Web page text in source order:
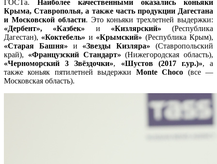
ГОСТа.
Наиболее качественными оказались коньяки
Крыма, Ставрополья, а также часть продукции Дагестана
и Московской области. Это коньяки трехлетней выдержки:
«Дербент», «Казбек» и «Кизлярский» (Республика
Дагестан), «Коктебель» и «Крымский» (Республика Крым),
«Старая Башня» и «Звезды Кизляра» (Ставропольский
край), «Французский Стандарт» (Нижегородская область),
«Черноморский 3 Звёздочки», «Шустов (2017 г.ур.)», а
также коньяк пятилетней выдержки Monte Choco (все —
Московская область).